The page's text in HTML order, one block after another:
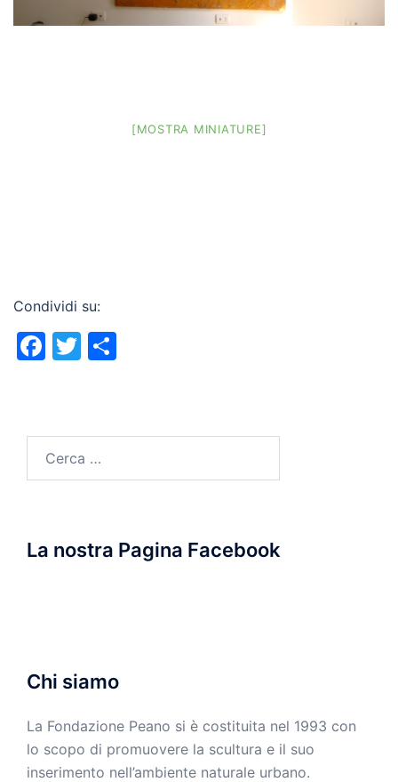
[MOSTRA MINIATURE]
Condividi su:
Facebook
Twitter
La nostra Pagina Facebook
Chi siamo
La Fondazione Peano si è costituita nel 1993 con
lo scopo di promuovere la scultura e il suo
inserimento nell’ambiente naturale urbano.